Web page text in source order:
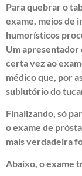
Para quebrar o
exame, meios de
humorísticos
Um apresentador
certa vez ao
médico que, por
sublutório do
Finalizando, só
o exame de
mais verdadeira
Abaixo, o exame